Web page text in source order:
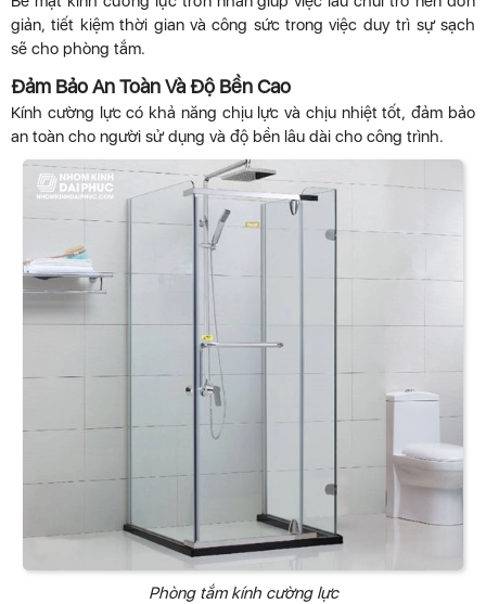
giản, tiết kiệm thời gian và công sức trong việc duy trì sự sạch
sẽ cho phòng tắm.
Đảm Bảo An Toàn Và Độ Bền Cao
Kính cường lực có khả năng chịu lực và chịu nhiệt tốt, đảm bảo
an toàn cho người sử dụng và độ bền lâu dài cho công trình.
Phòng tắm kính cường lực